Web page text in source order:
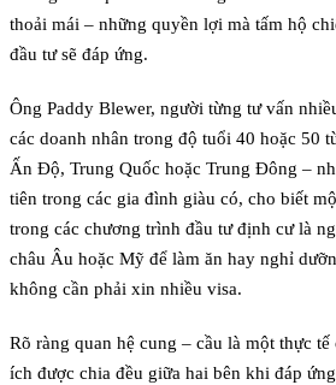
thoải mái – những quyền lợi mà tấm hộ
đầu tư sẽ đáp ứng.
Ông Paddy Blewer, người từng tư vấn
các doanh nhân trong độ tuổi 40 hoặc 50
Ấn Độ, Trung Quốc hoặc Trung Đông –
tiên trong các gia đình giàu có, cho biết
trong các chương trình đầu tư định cư là
châu Âu hoặc Mỹ để làm ăn hay nghỉ
không cần phải xin nhiều visa.
Rõ ràng quan hệ cung – cầu là một thực
ích được chia đều giữa hai bên khi đáp